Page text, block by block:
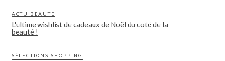
ACTU BEAUTÉ
L'ultime wishlist de cadeaux de Noël du coté de la
beauté !
SÉLECTIONS SHOPPING